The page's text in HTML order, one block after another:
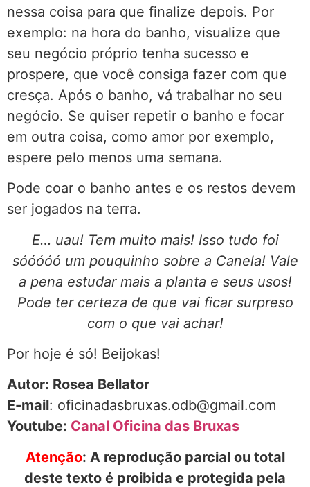
nessa coisa para que finalize depois. Por
exemplo: na hora do banho, visualize que
seu negócio próprio tenha sucesso e
prospere, que você consiga fazer com que
cresça. Após o banho, vá trabalhar no seu
negócio. Se quiser repetir o banho e focar
em outra coisa, como amor por exemplo,
espere pelo menos uma semana.
Pode coar o banho antes e os restos devem
ser jogados na terra.
E… uau! Tem muito mais! Isso tudo foi
sóóóóó um pouquinho sobre a Canela! Vale
a pena estudar mais a planta e seus usos!
Pode ter certeza de que vai ficar surpreso
com o que vai achar!
Por hoje é só! Beijokas!
Autor: Rosea Bellator
E-mail: oficinadasbruxas.odb@gmail.com
Youtube: Canal Oficina das Bruxas
Atenção: A reprodução parcial ou total
deste texto é proibida e protegida pela